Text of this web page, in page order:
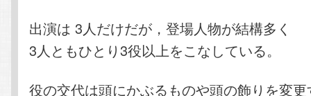
出演は 3人だけだが，登場人物が結構多く
3人ともひとり3役以上をこなしている。
役の交代は頭にかぶるものや頭の飾りを変